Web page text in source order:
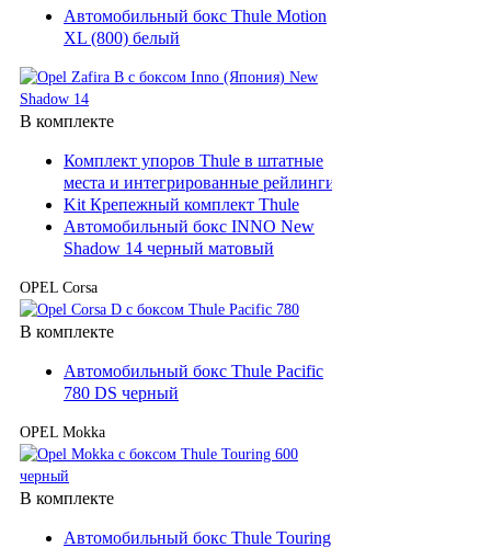
Автомобильный бокс Thule Motion
XL (800) белый
В комплекте
Комплект упоров Thule в штатные
места и интегрированные рейлинги
Kit Крепежный комплект Thule
Автомобильный бокс INNO New
Shadow 14 черный матовый
OPEL Corsa
В комплекте
Автомобильный бокс Thule Pacific
780 DS черный
OPEL Mokka
В комплекте
Автомобильный бокс Thule Touring